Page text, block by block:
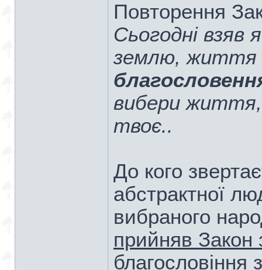
Повторення
Сьогодні взяв
землю, життя
вибери
твоє..
До кого
абстрактної
вибраного
прийняв Закон
благословіння